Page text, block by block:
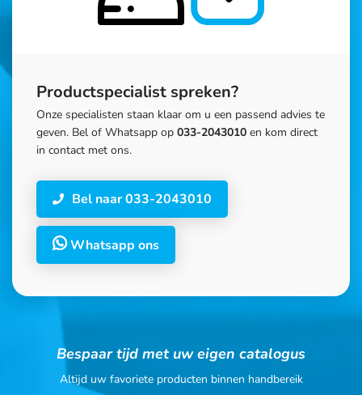
Productspecialist spreken?
Onze specialisten staan klaar om u een passend advies te
geven. Bel of Whatsapp op 033-2043010 en kom direct
in contact met ons.
Bel naar 033-2043010
Whatsapp ons
Bespaar tijd met uw eigen catalogus
Altijd uw favoriete producten binnen handbereik